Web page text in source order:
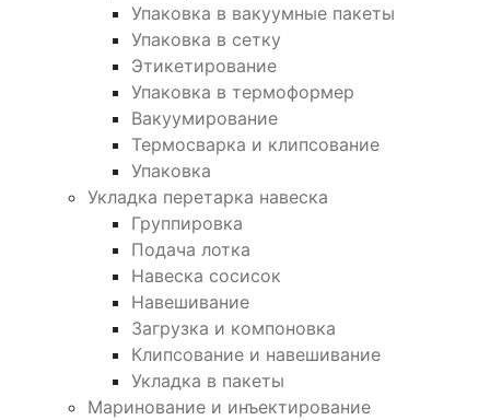
Упаковка в вакуумные пакеты
Упаковка в сетку
Этикетирование
Упаковка в термоформер
Вакуумирование
Термосварка и клипсование
Упаковка
Укладка перетарка навеска
Группировка
Подача лотка
Навеска сосисок
Навешивание
Загрузка и компоновка
Клипсование и навешивание
Укладка в пакеты
Маринование и инъектирование